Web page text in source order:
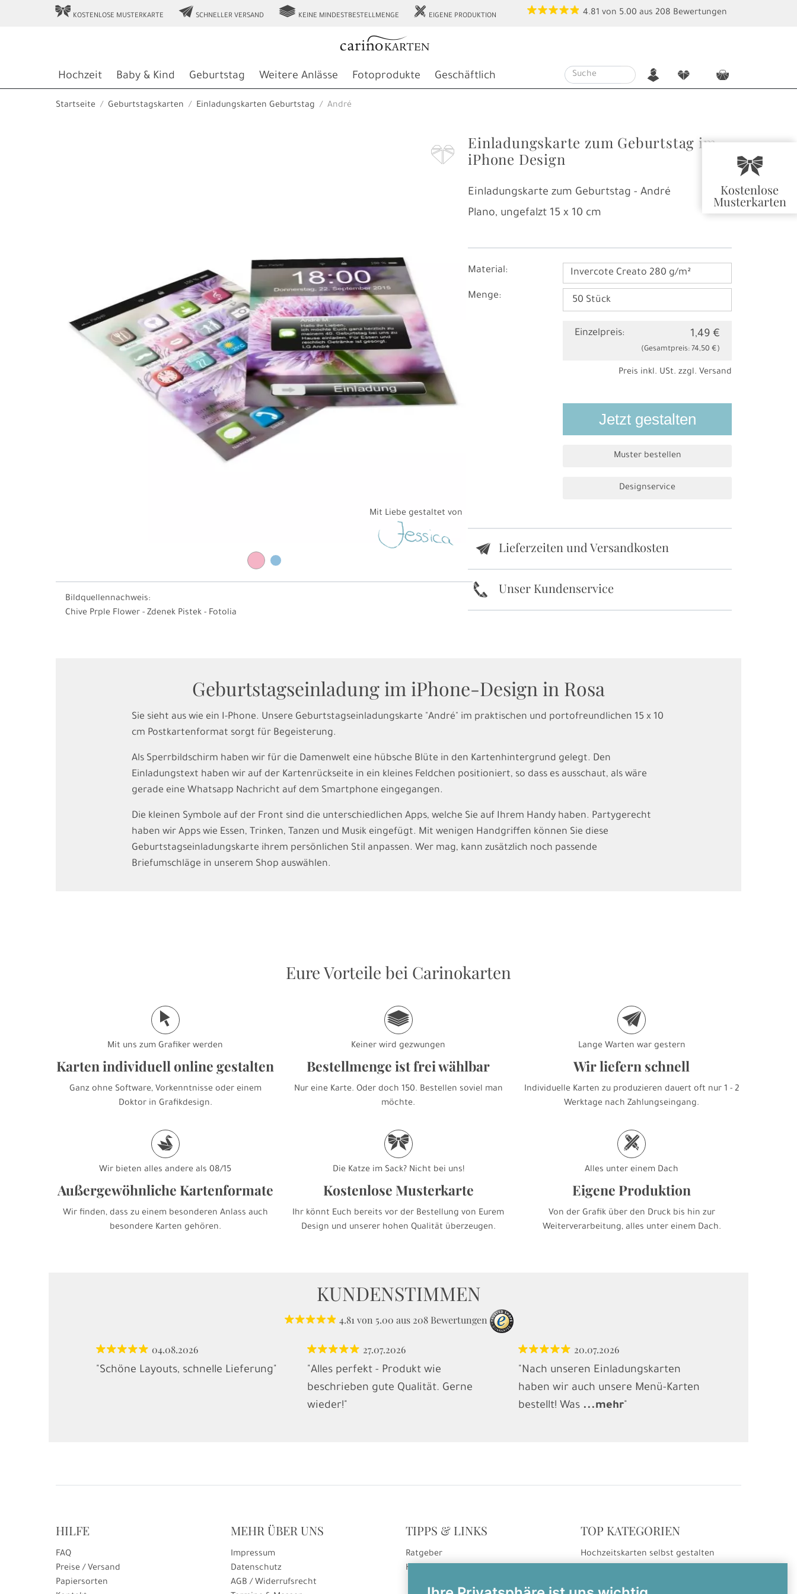
r
Kostenlose
Musterkarten
r KOSTENLOSE MUSTERKARTE e SCHNELLER VERSAND g KEINE MINDESTBESTELLMENGE h EIGENE PRODUKTION 4.81 von 5.00 aus 208 Bewertungen
Hochzeit Baby & Kind Geburtstag Weitere Anlässe Fotoprodukte Geschäftlich n f c
Startseite Geburtstagskarten Einladungskarten Geburtstag André
F
Mit Liebe gestaltet von
Bildquellennachweis:
Chive Prple Flower - Zdenek Pistek - Fotolia
Einladungskarte zum Geburtstag im
iPhone Design
Einladungskarte zum Geburtstag - André
Plano, ungefalzt 15 x 10 cm
Material: Invercote Creato 280 g/m²
Menge:
Einzelpreis: 1,49 €
(Gesamtpreis: 74,50 €)
Preis inkl. USt. zzgl. Versand
Jetzt gestalten
Muster bestellen
Designservice
e Lieferzeiten und Versandkosten
k Unser Kundenservice
Geburtstagseinladung im iPhone-Design in Rosa
Sie sieht aus wie ein I-Phone. Unsere Geburtstagseinladungskarte "André" im praktischen und portofreundlichen 15 x 10
cm Postkartenformat sorgt für Begeisterung.
Als Sperrbildschirm haben wir für die Damenwelt eine hübsche Blüte in den Kartenhintergrund gelegt. Den
Einladungstext haben wir auf der Kartenrückseite in ein kleines Feldchen positioniert, so dass es ausschaut, als wäre
gerade eine Whatsapp Nachricht auf dem Smartphone eingegangen.
Die kleinen Symbole auf der Front sind die unterschiedlichen Apps, welche Sie auf Ihrem Handy haben. Partygerecht
haben wir Apps wie Essen, Trinken, Tanzen und Musik eingefügt. Mit wenigen Handgriffen können Sie diese
Geburtstagseinladungskarte ihrem persönlichen Stil anpassen. Wer mag, kann zusätzlich noch passende
Briefumschläge in unserem Shop auswählen.
Eure Vorteile bei Carinokarten
j
Mit uns zum Grafiker werden
Karten individuell online gestalten
Ganz ohne Software, Vorkenntnisse oder einem
Doktor in Grafikdesign.
g
Keiner wird gezwungen
Bestellmenge ist frei wählbar
Nur eine Karte. Oder doch 150. Bestellen soviel man
möchte.
e
Lange Warten war gestern
Wir liefern schnell
Individuelle Karten zu produzieren dauert oft nur 1 - 2
Werktage nach Zahlungseingang.
s
Wir bieten alles andere als 08/15
Außergewöhnliche Kartenformate
Wir finden, dass zu einem besonderen Anlass auch
besondere Karten gehören.
r
Die Katze im Sack? Nicht bei uns!
Kostenlose Musterkarte
Ihr könnt Euch bereits vor der Bestellung von Eurem
Design und unserer hohen Qualität überzeugen.
h
Alles unter einem Dach
Eigene Produktion
Von der Grafik über den Druck bis hin zur
Weiterverarbeitung, alles unter einem Dach.
KUNDENSTIMMEN
4.81 von 5.00 aus 208 Bewertungen
04.08.2026
"Schöne Layouts, schnelle Lieferung"
27.07.2026
"Alles perfekt - Produkt wie
beschrieben gute Qualität. Gerne
wieder!"
20.07.2026
"Nach unseren Einladungskarten
haben wir auch unsere Menü-Karten
bestellt! Was ...mehr
HILFE
FAQ
Preise / Versand
Papiersorten
MEHR ÜBER UNS
Impressum
Datenschutz
AGB / Widerrufsrecht
TIPPS & LINKS
Ratgeber
Hinweise zur Gutscheineinlösung
TOP KATEGORIEN
Hochzeitskarten selbst gestalten